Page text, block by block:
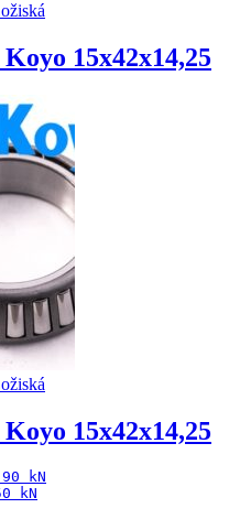
15x42x14,25
15x42x14,25
kN
kN